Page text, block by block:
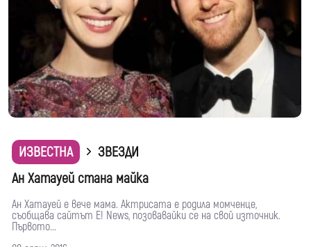
ИЗВЕСТНА
ЗВЕЗДИ
Ан Хатауей стана майка
Ан Хатауей е вече мама. Актрисата е родила момченце,
съобщава сайтът E! News, позовавайки се на свой източник.
Първото...